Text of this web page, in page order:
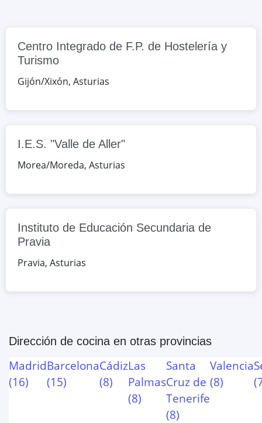
Google Maps
OpenStreetMap
Instituto de Educación Secundaria de
Pravia
Asturias, España
Google Maps
Centro Integrado de F.P. de Hostelería y
Turismo
Gijón/Xixón, Asturias
I.E.S. "Valle de Aller"
Morea/Moreda, Asturias
Instituto de Educación Secundaria de
Pravia
Pravia, Asturias
Dirección de cocina en otras provincias
Madrid
(16)
Barcelona
(15)
Cádiz
(8)
Las
Palmas
(8)
Santa
Cruz de
Tenerife
(8)
Valencia
(8)
(